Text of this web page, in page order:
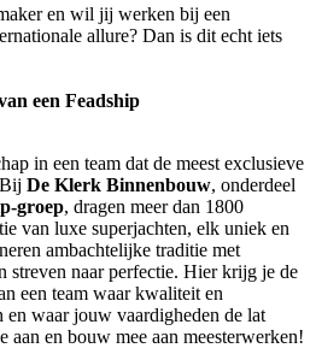
en wil jij werken bij een
allure? Dan is dit echt iets
een Feadship
in een team dat de meest exclusieve
De Klerk Binnenbouw, onderdeel
groep, dragen meer dan 1800
van luxe superjachten, elk uniek en
ambachtelijke traditie met
streven naar perfectie. Hier krijg je de
een team waar kwaliteit en
en waar jouw vaardigheden de lat
aan en bouw mee aan meesterwerken!